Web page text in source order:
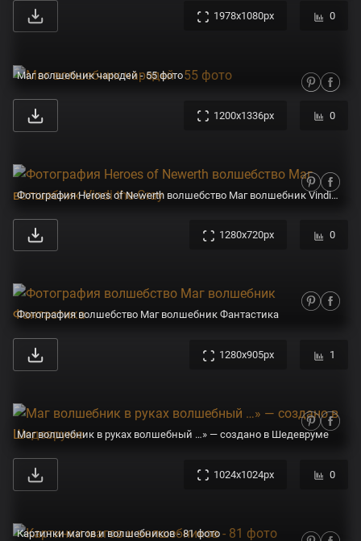
1978x1080px 0
Маг волшебник чародей - 55 фото
1200x1336px 0
Фотография Heroes of Newerth волшебство Маг волшебник Vindi the Gray
1280x720px 0
Фотография волшебство Маг волшебник Фантастика
1280x905px 1
Маг волшебник в руках волшебный …» — создано в Шедевруме
1024x1024px 0
Картинки магов и волшебников - 81 фото